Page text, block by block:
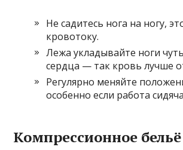
Не садитесь нога на ногу,
кровотоку.
Лежа укладывайте ноги
сердца — так кровь лучше
Регулярно меняйте
особенно если работа
Компрессионное бельё